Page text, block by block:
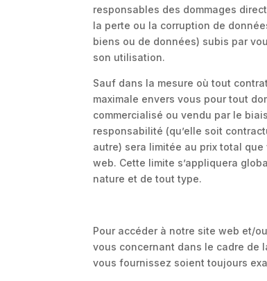
responsables des dommages
la perte ou la corruption de
biens ou de données) subis par
son utilisation.
Sauf dans la mesure où tout
maximale envers vous pour tout
commercialisé ou vendu par le
responsabilité (qu’elle soit
autre) sera limitée au prix total
web. Cette limite s’appliquera
nature et de tout type.
Pour accéder à notre site web et/
vous concernant dans le cadre de
vous fournissez soient toujours